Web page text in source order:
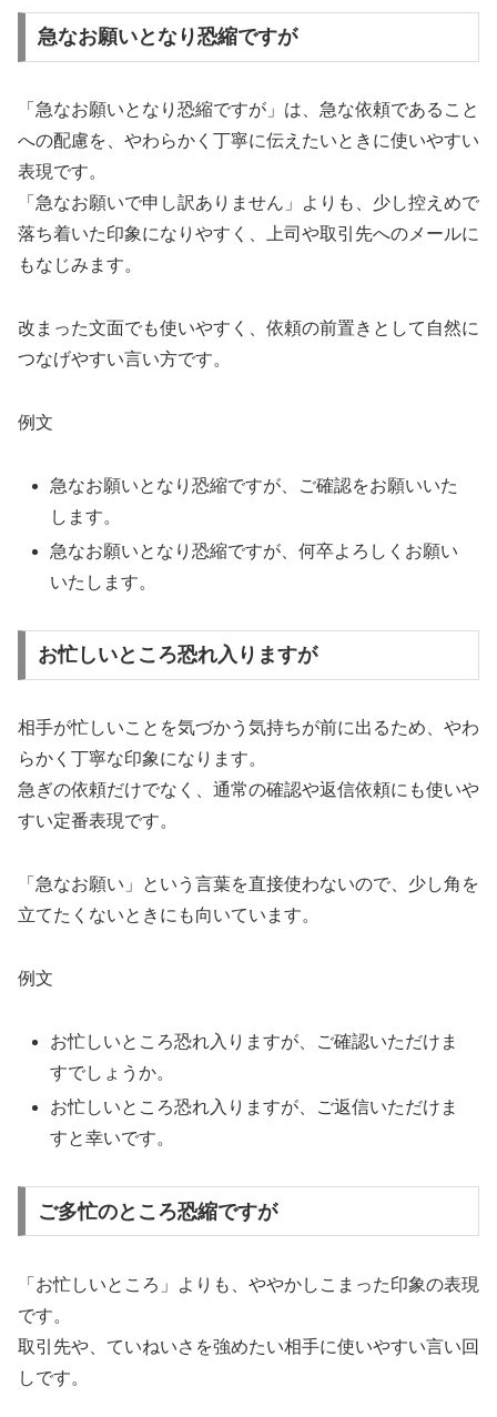
急なお願いとなり恐縮ですが
「急なお願いとなり恐縮ですが」は、急な依頼であること
への配慮を、やわらかく丁寧に伝えたいときに使いやすい
表現です。
「急なお願いで申し訳ありません」よりも、少し控えめで
落ち着いた印象になりやすく、上司や取引先へのメールに
もなじみます。
改まった文面でも使いやすく、依頼の前置きとして自然に
つなげやすい言い方です。
例文
急なお願いとなり恐縮ですが、ご確認をお願いいた
します。
急なお願いとなり恐縮ですが、何卒よろしくお願い
いたします。
お忙しいところ恐れ入りますが
相手が忙しいことを気づかう気持ちが前に出るため、やわ
らかく丁寧な印象になります。
急ぎの依頼だけでなく、通常の確認や返信依頼にも使いや
すい定番表現です。
「急なお願い」という言葉を直接使わないので、少し角を
立てたくないときにも向いています。
例文
お忙しいところ恐れ入りますが、ご確認いただけま
すでしょうか。
お忙しいところ恐れ入りますが、ご返信いただけま
すと幸いです。
ご多忙のところ恐縮ですが
「お忙しいところ」よりも、ややかしこまった印象の表現
です。
取引先や、ていねいさを強めたい相手に使いやすい言い回
しです。